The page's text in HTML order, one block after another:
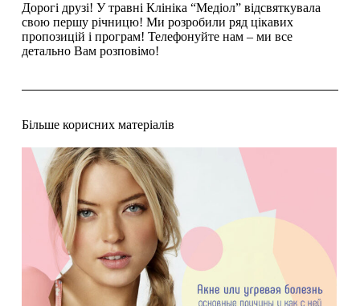
Дорогі друзі! У травні Клініка “Медіол” відсвяткувала
свою першу річницю! Ми розробили ряд цікавих
пропозицій і програм! Телефонуйте нам – ми все
детально Вам розповімо!
Більше корисних матеріалів